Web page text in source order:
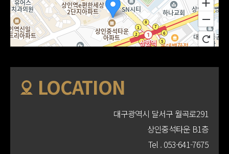
100m
LOCATION
대구광역시 달서구 월곡로291
상인중석타운 B1층
Tel . 053-641-7675